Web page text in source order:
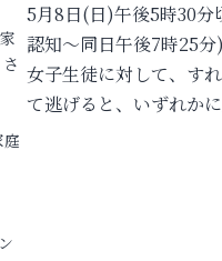
5月8日(日)午後5時30分
認知～同日午後7時25
女子生徒に対して、す
て逃げると、いずれかに